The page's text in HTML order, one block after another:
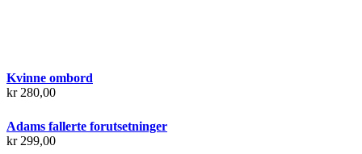
Kvinne ombord
kr280,00
Adams fallerte forutsetninger
kr299,00